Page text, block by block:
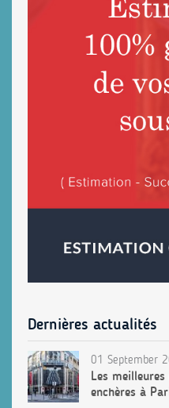
Dernières actualités
01 September
Les
enchères à